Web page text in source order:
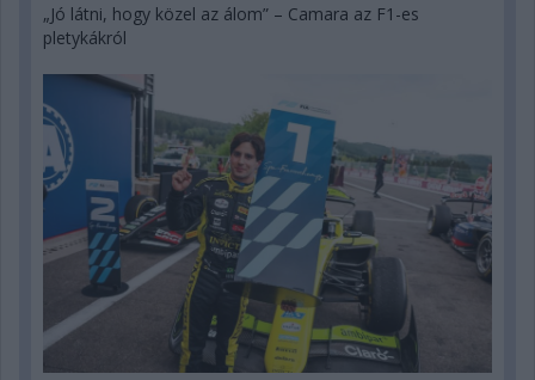
„Jó látni, hogy közel az álom” – Camara az F1-es
pletykákról